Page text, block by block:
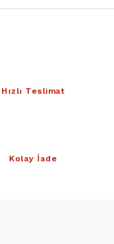
Hızlı Teslimat
Kolay İade